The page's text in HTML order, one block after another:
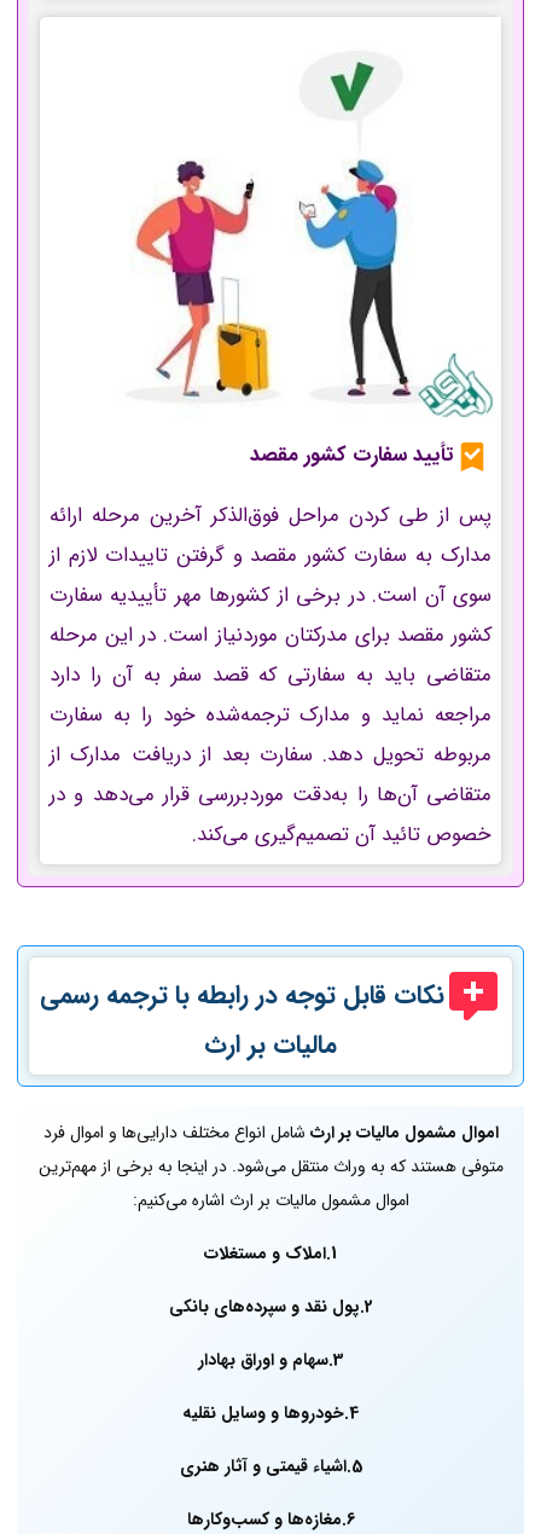
تأیید سفارت کشور مقصد
پس از طی کردن مراحل فوق‌الذکر آخرین مرحله ارائه
مدارک به سفارت کشور مقصد و گرفتن تاییدات لازم از
سوی آن است. در برخی از کشورها مهر تأییدیه سفارت
کشور مقصد برای مدرکتان موردنیاز است. در این مرحله
متقاضی باید به سفارتی که قصد سفر به آن را دارد
مراجعه نماید و مدارک ترجمه‌شده خود را به سفارت
مربوطه تحویل دهد. سفارت بعد از دریافت مدارک از
متقاضی آن‌ها را به‌دقت موردبررسی قرار می‌دهد و در
خصوص تائید آن تصمیم‌گیری می‌کند.
نکات قابل توجه در رابطه با ترجمه رسمی
مالیات بر ارث
اموال مشمول مالیات بر ارث شامل انواع مختلف دارایی‌ها و اموال فرد
متوفی هستند که به وراث منتقل می‌شود. در اینجا به برخی از مهم‌ترین
اموال مشمول مالیات بر ارث اشاره می‌کنیم:
1.املاک و مستغلات
2.پول نقد و سپرده‌های بانکی
3.سهام و اوراق بهادار
4.خودروها و وسایل نقلیه
5.اشیاء قیمتی و آثار هنری
6.مغازه‌ها و کسب‌وکارها